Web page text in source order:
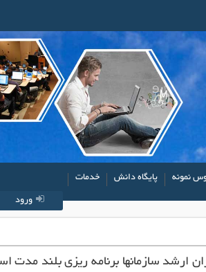
نمونه پایگاه دانش خدمات
ورود
ارشد سازمانها برنامه ریزی بلند